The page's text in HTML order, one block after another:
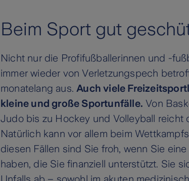
Beim Sport gut
Nicht nur die Profifußballerinnen und -
immer wieder von Verletzungspech
monatelang aus. Auch viele
kleine und große Sportunfälle. Von
Judo bis zu Hockey und Volleyball reicht
Natürlich kann vor allem beim
diesen Fällen sind Sie froh, wenn Sie eine
haben, die Sie finanziell unterstützt. Sie